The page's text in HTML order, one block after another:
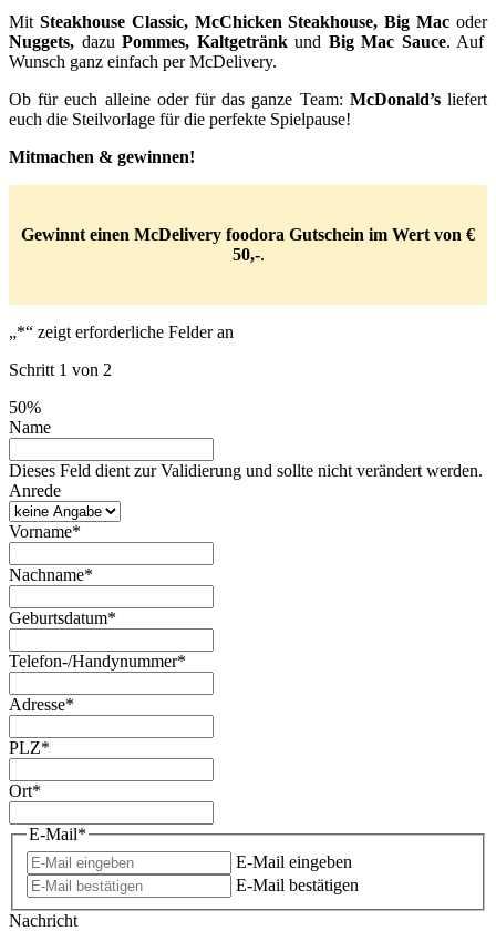
Mit Steakhouse Classic, McChicken Steakhouse, Big Macoder
Nuggets, dazu Pommes, Kaltgetränkund Big Mac Sauce. Auf
Wunsch ganz einfach per McDelivery.
Ob für euch alleine oder für das ganze Team: McDonald’sliefert
euch die Steilvorlage für die perfekte Spielpause!
Mitmachen & gewinnen!
Gewinnt einen McDelivery foodora Gutschein im Wert von €
50,-.
„*“ zeigt erforderliche Felder an
Schritt 1 von 2
50%
Name
Dieses Feld dient zur Validierung und sollte nicht verändert werden.
Anrede
Vorname*
Nachname*
Geburtsdatum*
Telefon-/Handynummer*
Adresse*
PLZ*
Ort*
E-Mail*
E-Mail eingeben
E-Mail bestätigen
Nachricht